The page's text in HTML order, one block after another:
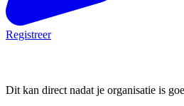
Registreer
Dit kan direct nadat je organisatie is